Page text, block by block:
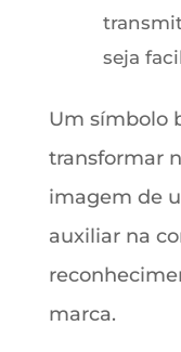
seja
Um símbolo
transformar
imagem de
auxiliar na
marca.